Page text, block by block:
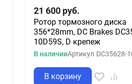
21 600 руб.
Ротор тормозного диска
356*28mm, DC Brakes
10D59S, D крепеж
В наличииАртикул DC35628-
В корзину